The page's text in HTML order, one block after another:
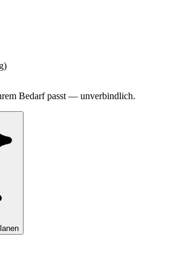
Bedarf passt — unverbindlich.